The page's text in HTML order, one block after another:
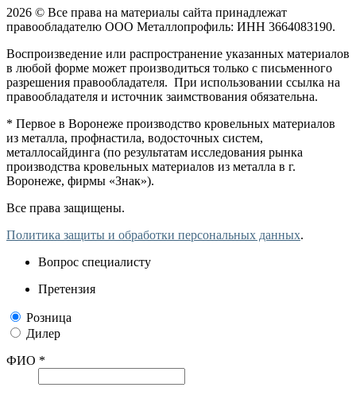
2026 © Все права на материалы сайта принадлежат
правообладателю ООО Металлопрофиль: ИНН 3664083190.
Воспроизведение или распространение указанных материалов
в любой форме может производиться только с письменного
разрешения правообладателя. При использовании ссылка на
правообладателя и источник заимствования обязательна.
* Первое в Воронеже производство кровельных материалов
из металла, профнастила, водосточных систем,
металлосайдинга (по результатам исследования рынка
производства кровельных материалов из металла в г.
Воронеже, фирмы «Знак»).
Все права защищены.
Политика защиты и обработки персональных данных.
Вопрос специалисту
Претензия
Розница
Дилер
ФИО *